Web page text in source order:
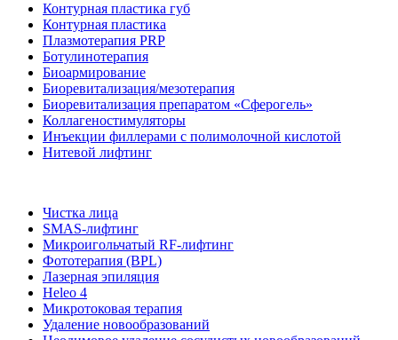
Контурная пластика губ
Контурная пластика
Плазмотерапия PRP
Ботулинотерапия
Биоармирование
Биоревитализация/мезотерапия
Биоревитализация препаратом «Сферогель»
Коллагеностимуляторы
Инъекции филлерами с полимолочной кислотой
Нитевой лифтинг
Чистка лица
SMAS-лифтинг
Микроигольчатый RF-лифтинг
Фототерапия (BPL)
Лазерная эпиляция
Heleo 4
Микротоковая терапия
Удаление новообразований